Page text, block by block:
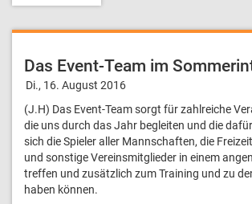
Das Event-Team im
Di., 16. August 2016
(J.H) Das Event-Team sorgt für zahlreiche
die uns durch das Jahr begleiten und die
sich die Spieler aller Mannschaften, die
und sonstige Vereinsmitglieder in einem
treffen und zusätzlich zum Training und zu
haben können.